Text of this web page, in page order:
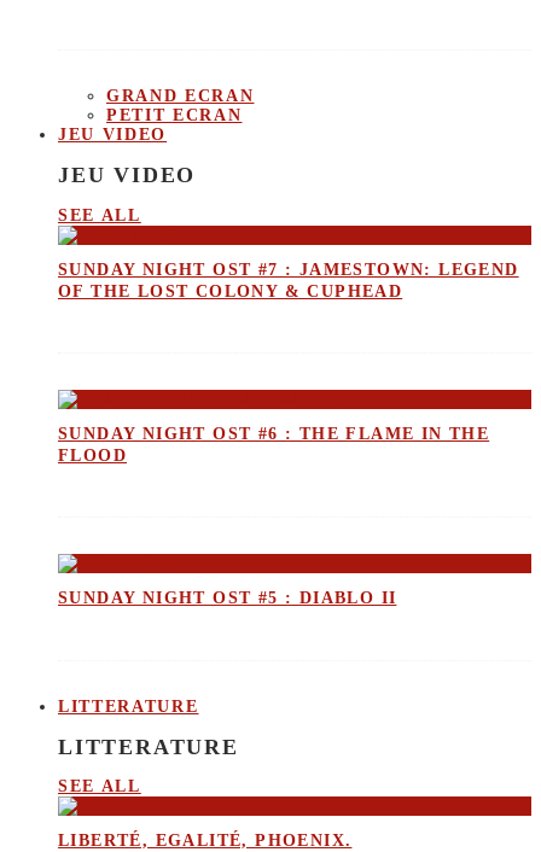
GRAND ECRAN
PETIT ECRAN
JEU VIDEO
JEU VIDEO
SEE ALL
SUNDAY NIGHT OST #7 : JAMESTOWN: LEGEND
OF THE LOST COLONY & CUPHEAD
SUNDAY NIGHT OST #6 : THE FLAME IN THE
FLOOD
SUNDAY NIGHT OST #5 : DIABLO II
LITTERATURE
LITTERATURE
SEE ALL
LIBERTÉ, EGALITÉ, PHOENIX.